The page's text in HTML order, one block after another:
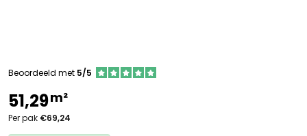
Beoordeeld met 5/5
51,29m²
Per pak €69,24